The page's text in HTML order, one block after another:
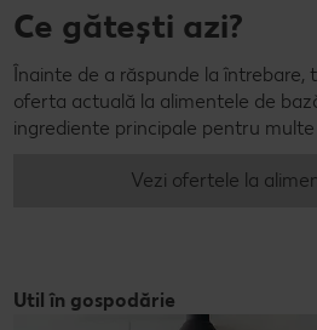
Ce gătești azi?
Înainte de a răspunde la întrebare,
oferta actuală la alimentele de
ingrediente principale pentru
Vezi ofertele la
Util în gospodărie